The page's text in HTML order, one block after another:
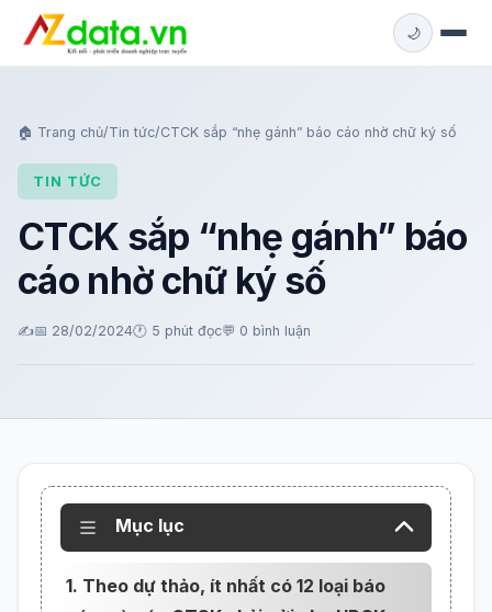
🌙
🏠 Trang chủ/Tin tức/CTCK sắp “nhẹ gánh” báo cáo nhờ chữ ký số
TIN TỨC
CTCK sắp “nhẹ gánh” báo
cáo nhờ chữ ký số
✍️📅 28/02/2024🕐 5 phút đọc💬 0 bình luận
Mục lục
1. Theo dự thảo, ít nhất có 12 loại báo